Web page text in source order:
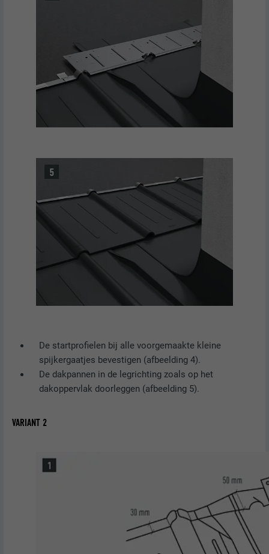
De startprofielen bij alle voorgemaakte kleine
spijkergaatjes bevestigen (afbeelding 4).
De dakpannen in de legrichting zoals op het
dakoppervlak doorleggen (afbeelding 5).
VARIANT 2